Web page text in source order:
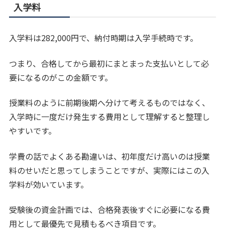
入学料
入学料は282,000円で、納付時期は入学手続時です。
つまり、合格してから最初にまとまった支払いとして必
要になるのがこの金額です。
授業料のように前期後期へ分けて考えるものではなく、
入学時に一度だけ発生する費用として理解すると整理し
やすいです。
学費の話でよくある勘違いは、初年度だけ高いのは授業
料のせいだと思ってしまうことですが、実際にはこの入
学料が効いています。
受験後の資金計画では、合格発表後すぐに必要になる費
用として最優先で見積もるべき項目です。